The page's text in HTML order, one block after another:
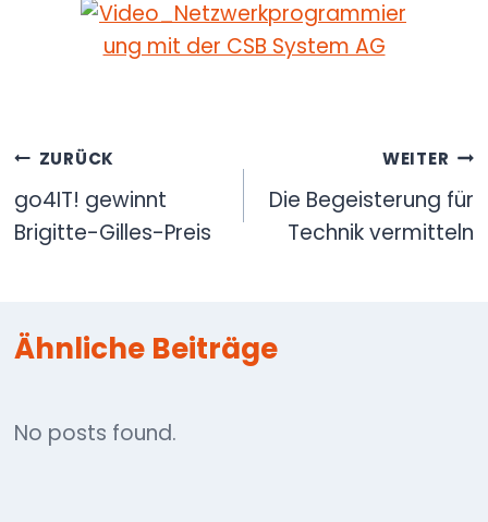
Beitragsnavigation
ZURÜCK
go4IT! gewinnt
Brigitte-Gilles-Preis
WEITER
Die Begeisterung für
Technik vermitteln
Ähnliche Beiträge
No posts found.